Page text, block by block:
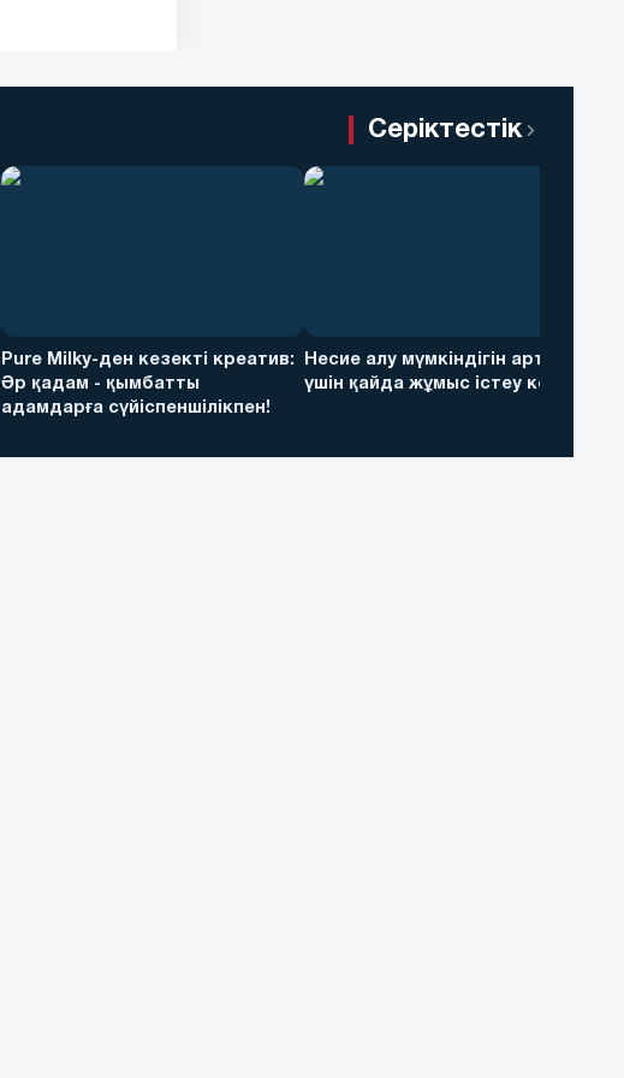
Серіктестік
Pure Milky-ден кезекті креатив:
Әр қадам - қымбатты
адамдарға сүйіспеншілікпен!
Несие алу мүмкіндігін арттыру
үшін қайда жұмыс істеу керек